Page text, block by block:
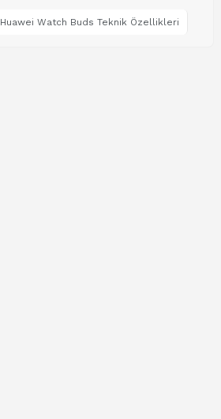
Huawei Watch Buds Teknik Özellikleri